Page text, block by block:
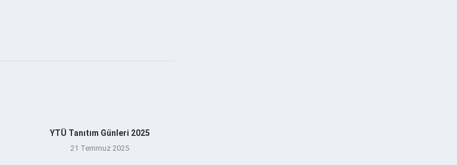
YTÜ Tanıtım Günleri 2025
21 Temmuz 2025